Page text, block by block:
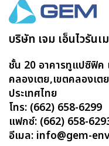
บริษัท เจม เอ็นไวรัน
ชั้น 20 อาคารทูแปซิฟิ
คลองเตย,เขตคลองเ
ประเทศไทย
โทร: (662) 658-6299
แฟกซ์: (662) 658-
อีเมล: info@gem-